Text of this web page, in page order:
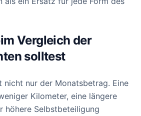
Vergleich der
solltest
nicht nur der Monatsbetrag. Eine
Kilometer, eine längere
höhere Selbstbeteiligung